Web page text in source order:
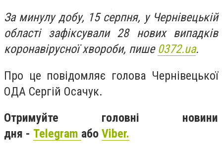
За минулу добу, 15 серпня, у Чернівецькій
області зафіксували 28 нових випадків
коронавірусної хвороби, пише 0372.ua.
Про це повідомляє голова Чернівецької
ОДА Сергій Осачук.
Отримуйте головні новини
дня - Telegram або Viber.